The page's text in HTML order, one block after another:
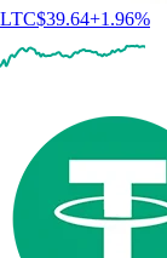
LTC$39.64+1.96%